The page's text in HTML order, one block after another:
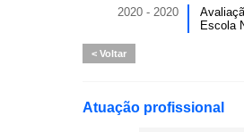
2020 - 2020
Escola
Voltar
Atuação profissional